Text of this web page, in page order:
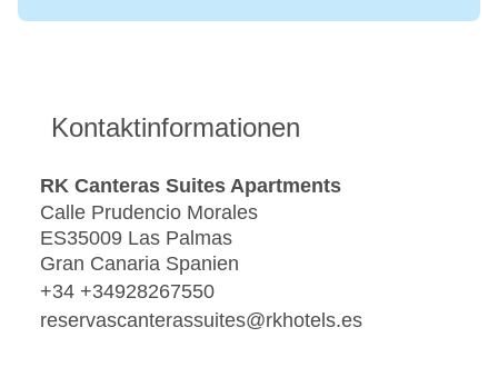
Kontaktinformationen
RK Canteras Suites Apartments
Calle Prudencio Morales
ES35009 Las Palmas
Gran Canaria Spanien
+34 +34928267550
reservascanterassuites@rkhotels.es